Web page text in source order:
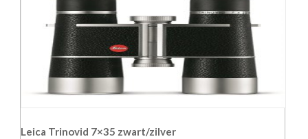
Leica Trinovid 7×35 zwart/zilver